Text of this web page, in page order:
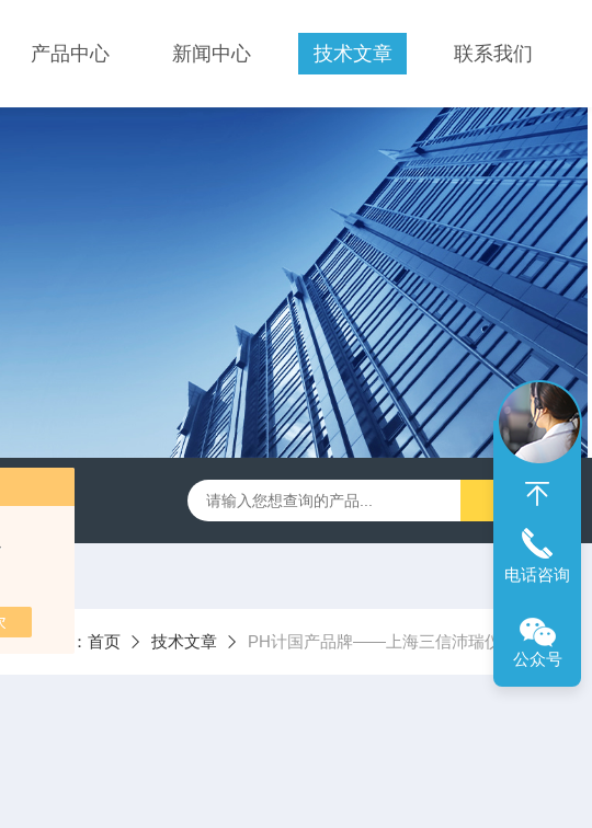
产品中心 新闻中心 技术文章 联系我们
CL200笔式余氯计 SX716便携式溶解氧仪 SX610笔式pH计
当前位置： 首页 技术文章 PH计国产品牌——上海三信沛瑞仪器
电话咨询
公众号